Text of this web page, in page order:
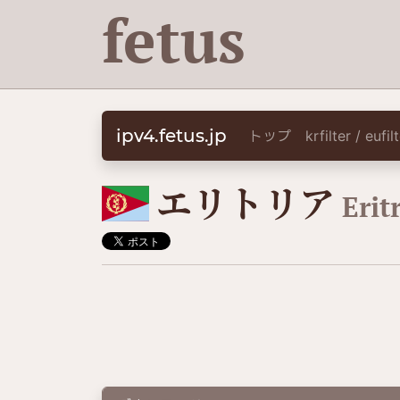
fetus
ipv4.fetus.jp トップ krfilter /
🇪🇷エリトリア